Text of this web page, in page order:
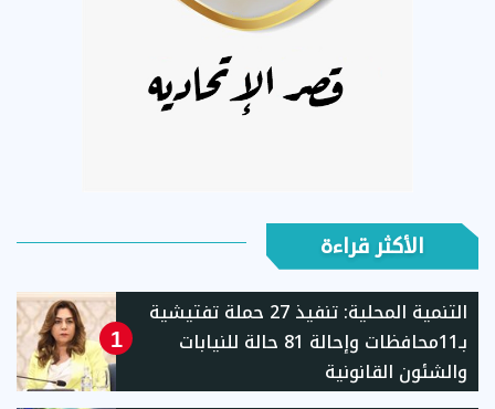
الأكثر قراءة
1
التنمية المحلية: تنفيذ 27 حملة تفتيشية
بـ11محافظات وإحالة 81 حالة للنيابات
والشئون القانونية